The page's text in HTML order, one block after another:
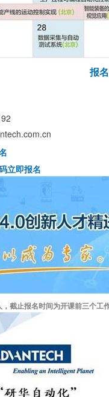
报
立即报名
截止报名时间为开课前三个工